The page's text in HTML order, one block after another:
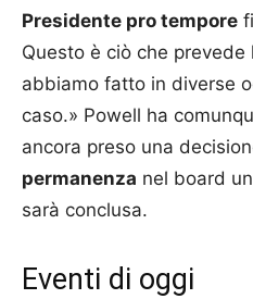
Presidente pro tempore
Questo è ciò che
abbiamo fatto in diverse
caso.» Powell ha
ancora preso una
permanenza nel board
sarà conclusa.
Eventi di oggi